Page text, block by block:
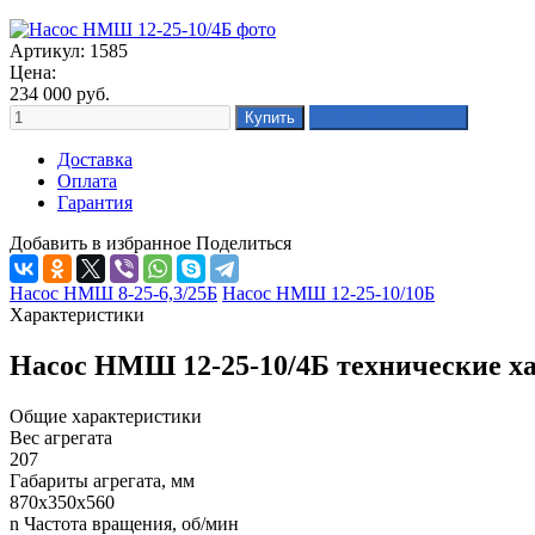
Артикул: 1585
Цена:
234 000 руб.
Доставка
Оплата
Гарантия
Добавить в избранное Поделиться
Насос НМШ 8-25-6,3/25Б Насос НМШ 12-25-10/10Б
Характеристики
Насос НМШ 12-25-10/4Б технические
Общие характеристики
Вес агрегата
207
Габариты агрегата, мм
870х350х560
n Частота вращения, об/мин